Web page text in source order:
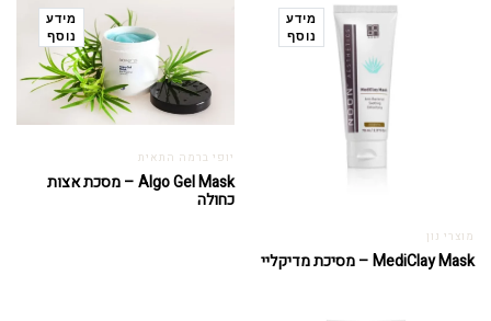
מידע
נוסף
מוצרי נון
MediClay Mask – מסיכת מדיקליי
מידע
נוסף
יופי ברמה התאית
Algo Gel Mask – מסכת אצות
כחולה